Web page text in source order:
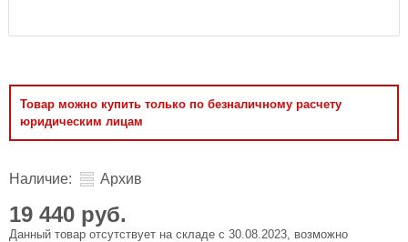
Товар можно купить только по безналичному расчету
юридическим лицам
Наличие: Архив
19 440 руб.
Данный товар отсутствует на складе с 30.08.2023, возможно